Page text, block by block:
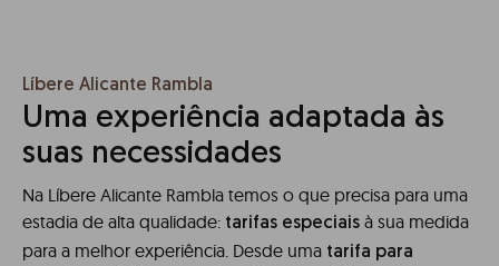
Líbere Alicante Rambla
Uma experiência adaptada às
suas necessidades
Na Líbere Alicante Rambla temos o que precisa para uma
estadia de alta qualidade: tarifas especiais à sua medida
para a melhor experiência. Desde uma tarifa para